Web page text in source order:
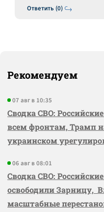
Ответить (0)
Рекомендуем
07 авг в 10:35
Сводка СВО:
всем фронтам, Трамп
украинском
06 авг в 08:01
Сводка СВО:
освободили Зарницу,
масштабные